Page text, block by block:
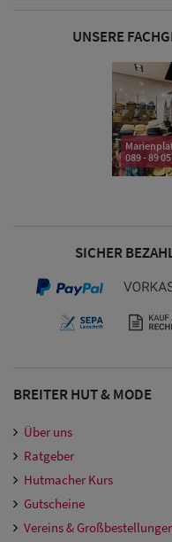
UNSERE
089 - 89
SICHER
BREITER HUT & MODE
Über uns
Ratgeber
Hutmacher Kurs
Gutscheine
Vereins &